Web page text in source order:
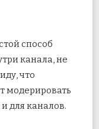
способ
канала, не
что
модерировать
для каналов.